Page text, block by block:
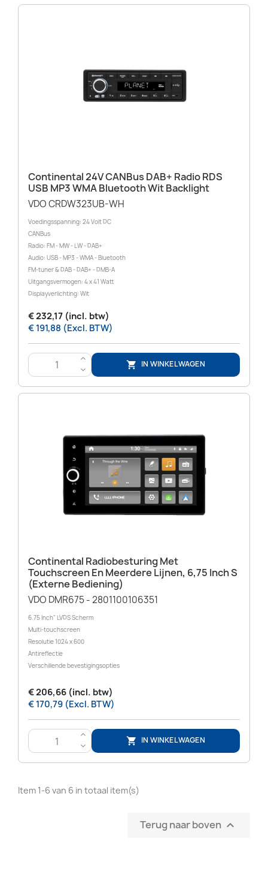
Continental 24V CANBus DAB+ Radio RDS
USB MP3 WMA Bluetooth Wit Backlight
VDO CRDW323UB-WH
Voedingsspanning: 24 Volt DC
CANBus
Radio: FM - MW - LW - DAB+
Audio: USB - MP3 - WMA - Bluetooth
FM-tuner & DAB - DAB+ - DMB-A
Uitgangsvermogen: 4 x 41 Watt
Displayverlichting: Wit
€ 232,17 (incl. btw)
€ 191,88 (Excl. BTW)
>
<
 IN WINKELWAGEN
Continental Radiobesturing Met
Touchscreen En Meerdere Lijnen, 6,75 Inch S
(externe Bediening)
VDO DMR675 -2801100106351
6.75 Inch" LVDS Scherm
Multi-touchscreen
Resolutie 1024 x 600
Antireflectie
Verschillende bevestigingsopties
€ 206,66 (incl. btw)
€ 170,79 (Excl. BTW)
>
<
 IN WINKELWAGEN
Item 1-6 van 6 in totaal item(s)
Terug naar boven 